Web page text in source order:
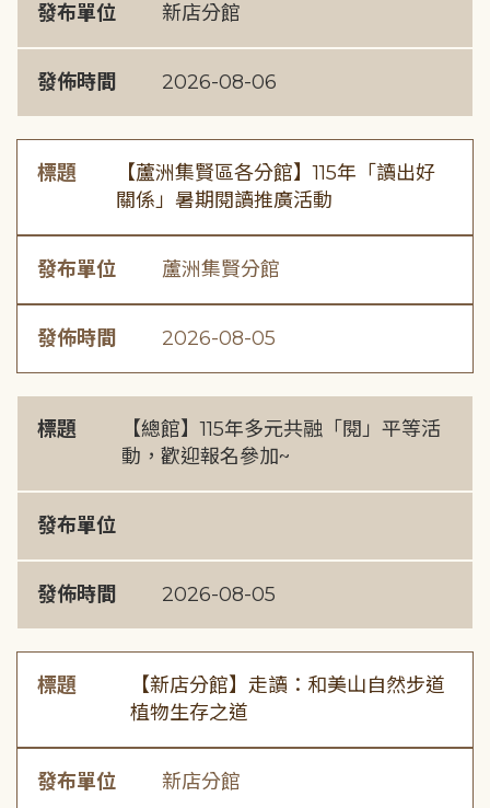
發布單位 新店分館
發佈時間 2026-08-06
標題
【蘆洲集賢區各分館】115年「讀出好
關係」暑期閱讀推廣活動
發布單位 蘆洲集賢分館
發佈時間 2026-08-05
標題
【總館】115年多元共融「閱」平等活
動，歡迎報名參加~
發布單位
發佈時間 2026-08-05
標題
【新店分館】走讀：和美山自然步道
植物生存之道
發布單位 新店分館